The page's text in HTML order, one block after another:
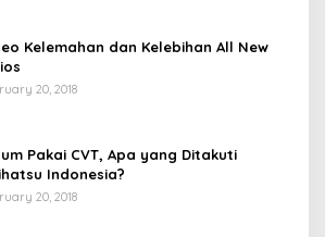
Kelemahan dan Kelebihan All New
20, 2018
Pakai CVT, Apa yang Ditakuti
Indonesia?
20, 2018